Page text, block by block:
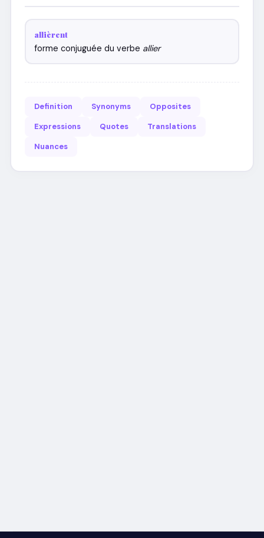
allièrent
forme conjuguée du verbe allier
Definition Synonyms
Opposites
Expressions
Quotes
Translations
Nuances